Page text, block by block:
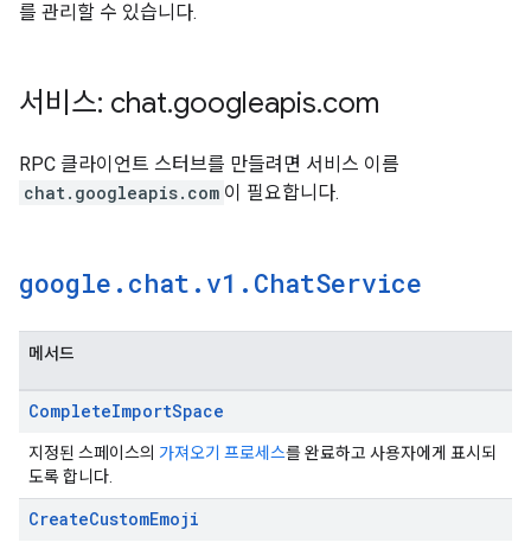
를 관리할 수 있습니다.
서비스: chat.googleapis.com
RPC 클라이언트 스터브를 만들려면 서비스 이름
chat.googleapis.com 이 필요합니다.
google . chat . v1 . ChatService
메서드
CompleteImportSpace
지정된 스페이스의 가져오기 프로세스를 완료하고 사용자에게 표시되
도록 합니다.
CreateCustomEmoji